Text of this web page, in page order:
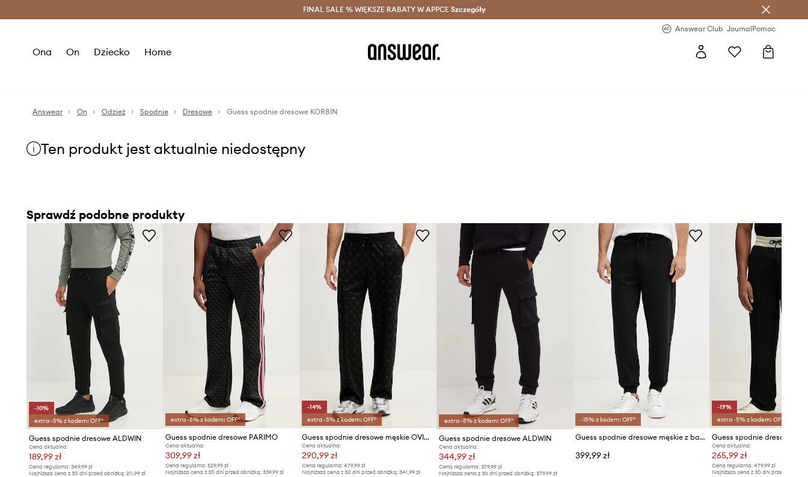
Oszczędzaj z Answear Club > Dostawa nawet w 24h >
FINAL SALE % WIĘKSZE RABATY W APPCE Szczegóły
Answear Club JournalPomoc
Ona On Dziecko Home
Answear On Odzież Spodnie Dresowe Guess spodnie dresowe KORBIN
Ten produkt jest aktualnie niedostępny
Sprawdź podobne produkty
-10%
extra -5% z kodem: OFF*
Guess spodnie dresowe ALDWIN
Cena aktualna:
189,99 zł
Cena regularna: 349,99 zł
Najniższa cena z 30 dni przed obniżką: 211,99 zł
extra -5% z kodem: OFF*
Guess spodnie dresowe PARIMO
Cena aktualna:
309,99 zł
Cena regularna:529,99 zł
Najniższa cena z 30 dni przed obniżką:339,99 zł
-14%
extra -5% z kodem: OFF*
Guess spodnie dresowe męskie OVIDO
Cena aktualna:
290,99 zł
Cena regularna: 479,99 zł
Najniższa cena z 30 dni przed obniżką: 341,99 zł
extra -5% z kodem: OFF*
Guess spodnie dresowe ALDWIN
Cena aktualna:
344,99 zł
Cena regularna: 379,99 zł
Najniższa cena z 30 dni przed obniżką: 379,99 zł
-15% z kodem: OFF*
Guess spodnie dresowe męskie z bawełną THOR
399,99 zł
-19%
extra -5% z kodem: OFF*
Guess spodnie dresowe
Cena aktualna:
265,99 zł
Cena regularna: 479,99 zł
Najniższa cena z 30 dni przed obniżką: